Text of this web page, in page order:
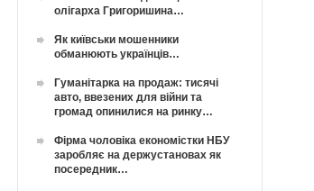
олігарха Григоришина…
Як київськи мошенники
обманюють українців…
Гуманітарка на продаж: тисячі
авто, ввезених для війни та
громад опинилися на ринку…
Фірма чоловіка економістки НБУ
заробляє на держустановах як
посередник…